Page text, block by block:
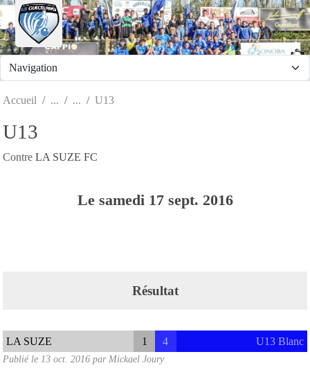
Accueil U13
U13
Contre LA SUZE FC
Le samedi 17 sept. 2016
Résultat
LA SUZE 1 4 U13 Blanc
Publié le 13 oct. 2016 par Mickael Joury
Panneau de gestion des cookies